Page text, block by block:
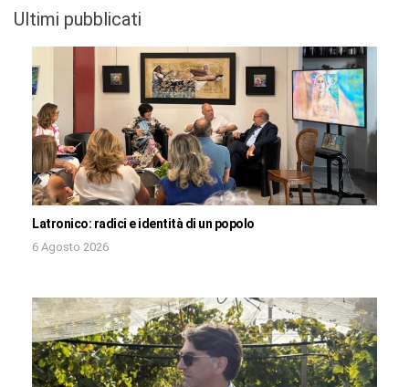
Ultimi pubblicati
Latronico: radici e identità di un popolo
6 Agosto 2026